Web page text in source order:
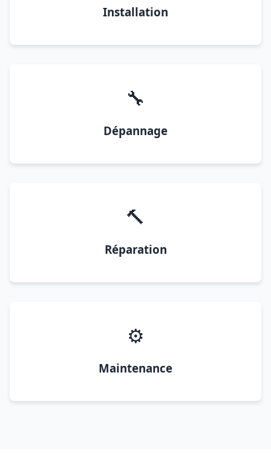
Installation
🔧
Dépannage
🔨
Réparation
⚙️
Maintenance